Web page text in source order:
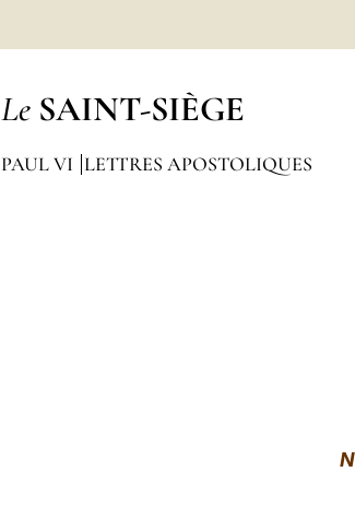
Le SAINT-SIÈGE
PAUL VI LETTRES APOSTOLIQUES